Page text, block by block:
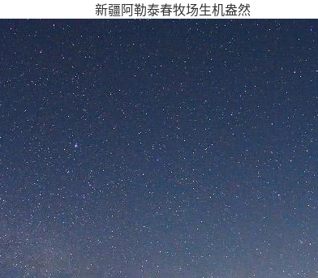
新疆阿勒泰春牧场生机盎然